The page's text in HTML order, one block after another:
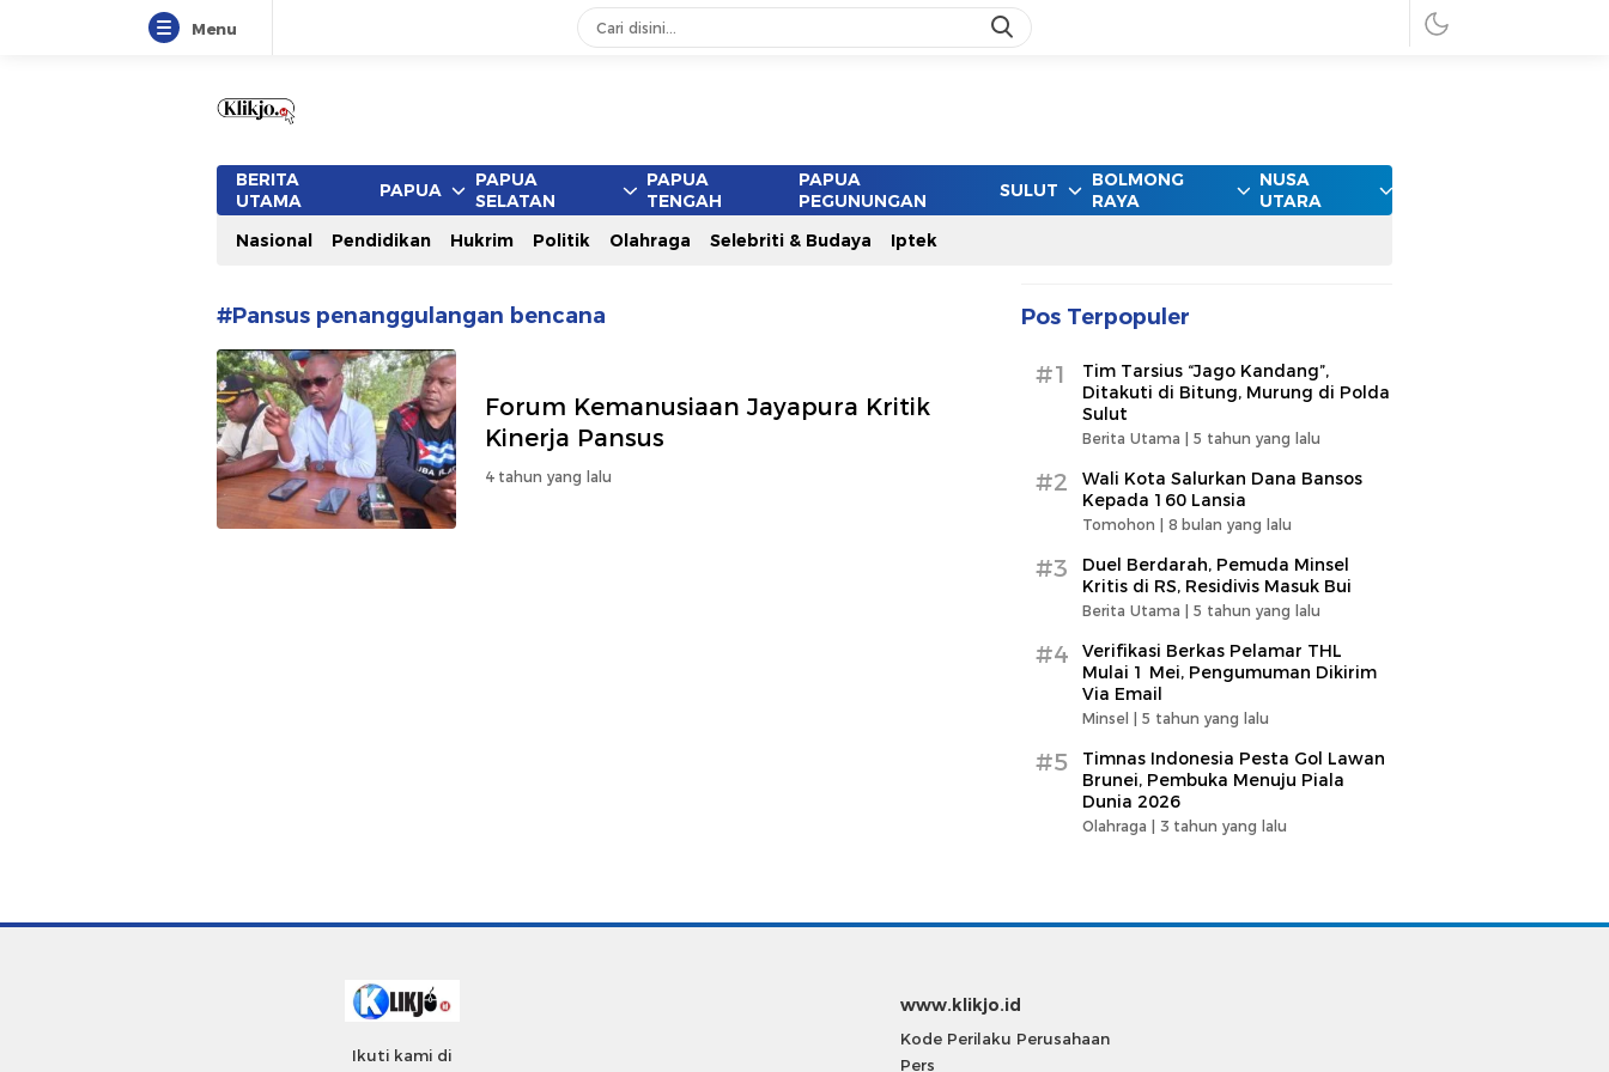
Menu
www.klikjo.id
Terkini, Konstruktif dan Berimbang
BERITA
UTAMA
PAPUA
PAPUA
SELATAN
PAPUA
TENGAH
PAPUA
PEGUNUNGAN
SULUT
BOLMONG
RAYA
NUSA
UTARA
Nasional
Pendidikan Hukrim Politik Olahraga Selebriti & Budaya Iptek
#Pansus penanggulangan bencana
Forum Kemanusiaan Jayapura Kritik
Kinerja Pansus
4 tahun yang lalu
Pos Terpopuler
#1
Tim Tarsius “Jago Kandang”,
Ditakuti di Bitung, Murung di Polda
Sulut
Berita Utama | 5 tahun yang lalu
#2
Wali Kota Salurkan Dana Bansos
Kepada 160 Lansia
Tomohon | 8 bulan yang lalu
#3
Duel Berdarah, Pemuda Minsel
Kritis di RS, Residivis Masuk Bui
Berita Utama | 5 tahun yang lalu
#4
Verifikasi Berkas Pelamar THL
Mulai 1 Mei, Pengumuman Dikirim
Via Email
Minsel | 5 tahun yang lalu
#5
Timnas Indonesia Pesta Gol Lawan
Brunei, Pembuka Menuju Piala
Dunia 2026
Olahraga | 3 tahun yang lalu
Ikuti kami di
www.klikjo.id
Kode Perilaku Perusahaan
Pers